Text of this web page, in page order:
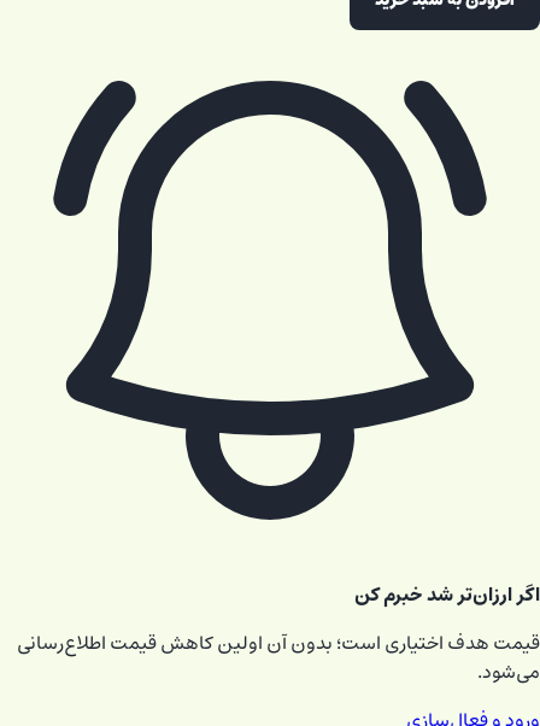
اگر ارزان‌تر شد خبرم کن
قیمت هدف اختیاری است؛ بدون آن اولین کاهش قیمت اطلاع‌رسانی
می‌شود.